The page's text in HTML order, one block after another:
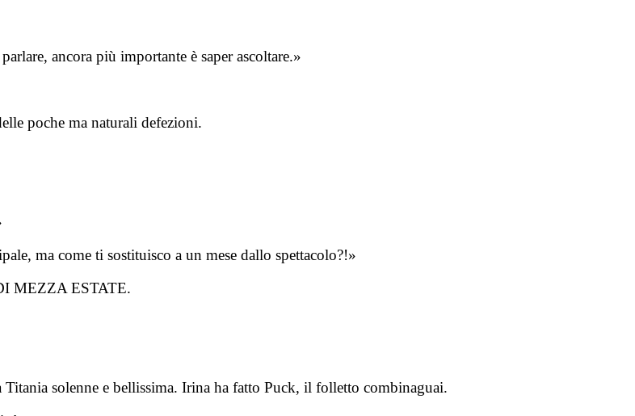
ancora più importante è saper ascoltare.»
poche ma naturali defezioni.
ma come ti sostituisco a un mese dallo spettacolo?!»
MEZZA ESTATE.
solenne e bellissima. Irina ha fatto Puck, il folletto combinaguai.